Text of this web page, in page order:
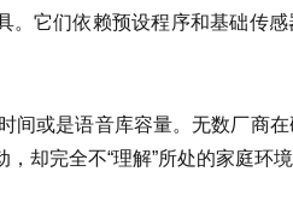
。它们依赖预设程序和基础传
间或是语音库容量。无数厂商
却完全不“理解”所处的家庭环境